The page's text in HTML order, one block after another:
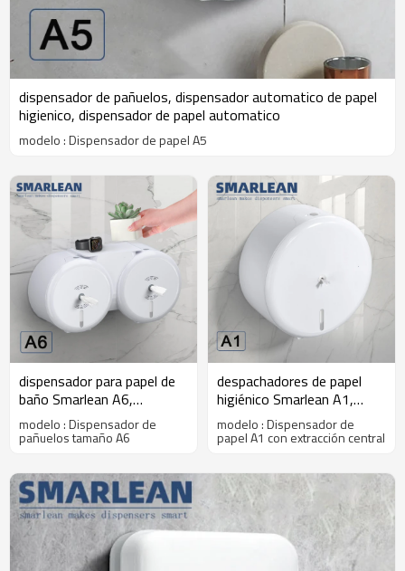
dispensador de pañuelos, dispensador automatico de papel
higienico, dispensador de papel automatico
modelo : Dispensador de papel A5
dispensador para papel de
baño Smarlean A6,
dispenser de papel
higiénico, papel higienico de
modelo : Dispensador de
pañuelos tamaño A6
despachadores de papel
higiénico Smarlean A1,
dispensador papel de baño,
dispensador de papel
modelo : Dispensador de
papel A1 con extracción central